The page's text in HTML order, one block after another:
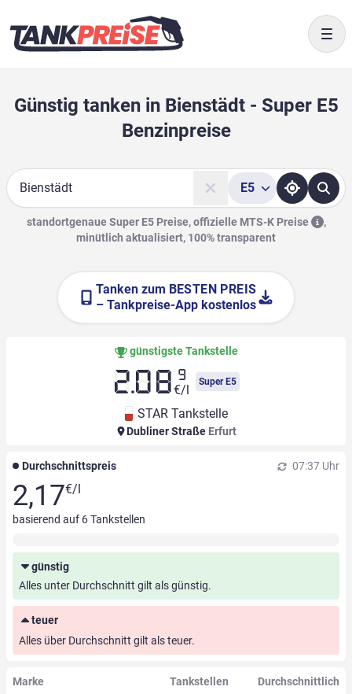
Günstig tanken in Bienstädt - Super E5
Benzinpreise
Suche
E5
standortgenaue Super E5 Preise, offizielle MTS-K Preise
,
minütlich aktualisiert, 100% transparent
Tanken zum BESTEN PREIS
– Tankpreise-App kostenlos
günstigste Tankstelle
2.08 9
€/l
Super E5
STAR Tankstelle
Dubliner Straße Erfurt
Durchschnittspreis 07:37 Uhr
2,17€/l
basierend auf 6Tankstellen
günstig
Alles unter Durchschnitt gilt als günstig.
teuer
Alles über Durchschnitt gilt als teuer.
Marke Tankstellen Durchschnittlich